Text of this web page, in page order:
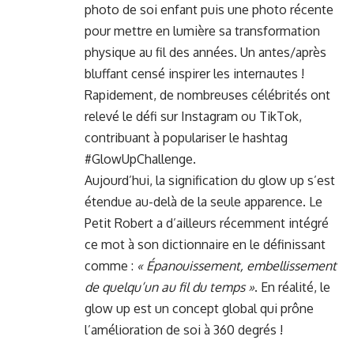
photo de soi enfant puis une photo récente
pour mettre en lumière sa transformation
physique au fil des années. Un antes/après
bluffant censé inspirer les internautes !
Rapidement, de nombreuses célébrités ont
relevé le défi sur Instagram ou TikTok,
contribuant à populariser le hashtag
#GlowUpChallenge.
Aujourd’hui, la signification du glow up s’est
étendue au-delà de la seule apparence. Le
Petit Robert a d’ailleurs récemment intégré
ce mot à son dictionnaire en le définissant
comme : « Épanouissement, embellissement
de quelqu’un au fil du temps ». En réalité, le
glow up est un concept global qui prône
l’amélioration de soi à 360 degrés !